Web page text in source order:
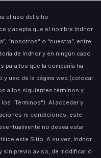
el uso del sitio
y acepta que el nombre Indhor
“nosotros” o “nuestra”, entre
de Indhor y en ningún caso
los que la compañía ha
y uso de la página web (colocar
a los siguientes términos y
"Términos"). Al acceder y
ni condiciones, este
no desea estar
este Sitio. A su vez, Indhor
sin previo aviso, de modificar o